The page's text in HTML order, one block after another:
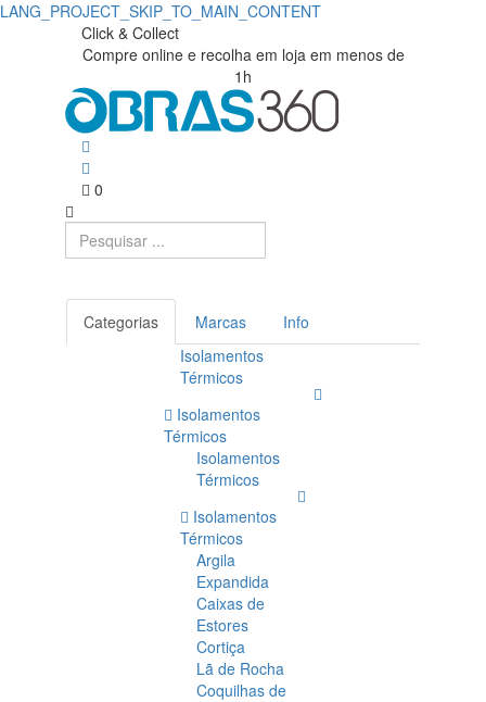
LANG_PROJECT_SKIP_TO_MAIN_CONTENT
Click & Collect
Compre online e recolha em loja em menos de
1h
0
Categorias Marcas
Info
Isolamentos
Térmicos
Isolamentos
Térmicos
Isolamentos
Térmicos
Isolamentos
Térmicos
Argila
Expandida
Caixas de
Estores
Cortiça
Lã de Rocha
Coquilhas de